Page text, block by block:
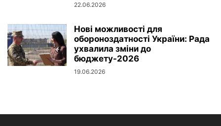
22.06.2026
Нові можливості для
обороноздатності України: Рада
ухвалила зміни до
бюджету-2026
19.06.2026